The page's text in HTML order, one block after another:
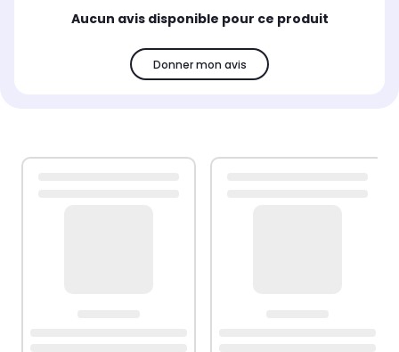
Aucun avis disponible pour ce produit
Donner mon avis